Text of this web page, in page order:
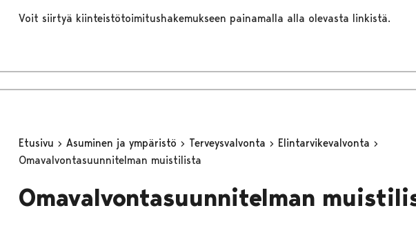
Voit siirtyä kiinteistötoimitushakemukseen painamalla alla olevasta linkistä.
Etusivu Asuminen ja ympäristö Terveysvalvonta
Elintarvikevalvonta
Omavalvontasuunnitelman muistilista
Omavalvontasuunnitelman